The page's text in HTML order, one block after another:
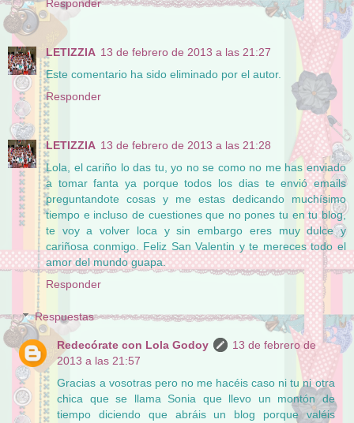
Responder
LETIZZIA 13 de febrero de 2013 a las 21:27
Este comentario ha sido eliminado por el autor.
Responder
LETIZZIA 13 de febrero de 2013 a las 21:28
Lola, el cariño lo das tu, yo no se como no me has enviado
a tomar fanta ya porque todos los dias te envió emails
preguntandote cosas y me estas dedicando muchísimo
tiempo e incluso de cuestiones que no pones tu en tu blog,
te voy a volver loca y sin embargo eres muy dulce y
cariñosa conmigo. Feliz San Valentin y te mereces todo el
amor del mundo guapa.
Responder
Respuestas
Redecórate con Lola Godoy
13 de febrero de
2013 a las 21:57
Gracias a vosotras pero no me hacéis caso ni tu ni otra
chica que se llama Sonia que llevo un montón de
tiempo diciendo que abráis un blog porque valéis